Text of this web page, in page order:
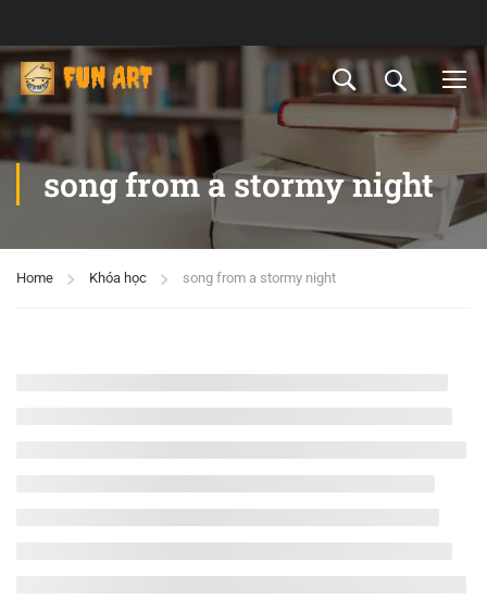
song from a stormy night
Home Khóa học song from a stormy night